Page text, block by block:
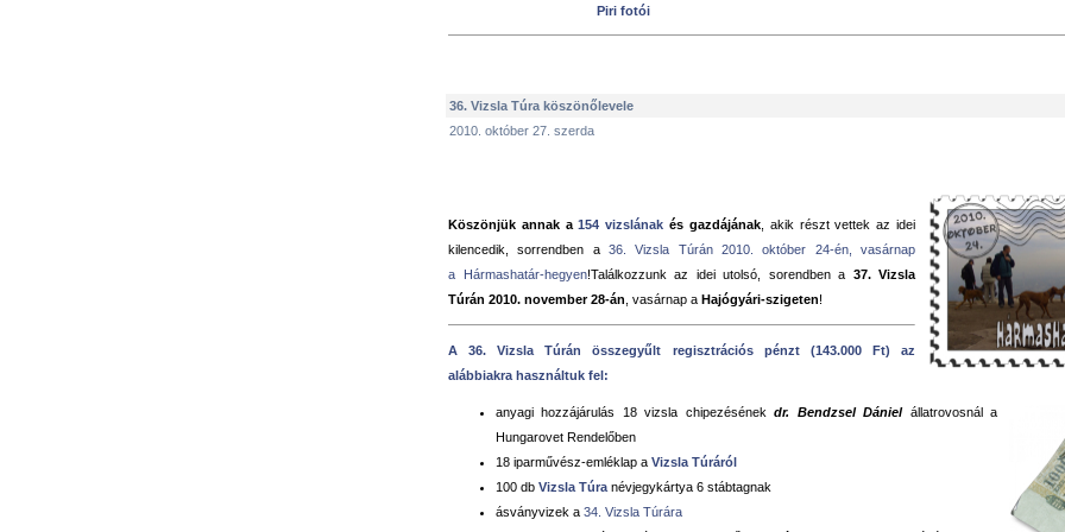
Piri fotói
36. Vizsla Túra köszönőlevele
2010. október 27. szerda
Köszönjük annak a154 vizslának és gazdájának, akik részt vettek az idei
kilencedik, sorrendben a 36. Vizsla Túrán 2010. október 24-én, vasárnap
a Hármashatár-hegyen!Találkozzunk az idei utolsó, sorendben a 37. Vizsla
Túrán 2010. november 28-án , vasárnap a Hajógyári-szigeten!
A 36. Vizsla Túrán összegyűlt regisztrációs pénzt (143.000 Ft) az
alábbiakra használtuk fel:
anyagi hozzájárulás 18 vizsla chipezésénekdr. Bendzsel Dánielállatrovosnál a
Hungarovet Rendelőben
18 iparművész-emléklap a Vizsla Túráról
100 db Vizsla Túranévjegykártya 6 stábtagnak
ásványvizek a 34. Vizsla Túrára